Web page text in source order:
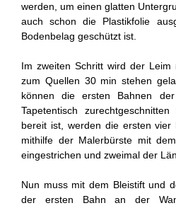
werden, um einen glatten
auch schon die Plastikfolie
Bodenbelag geschützt ist.
Im zweiten Schritt wird der Leim
zum Quellen 30 min stehen
können die ersten Bahnen
Tapetentisch
bereit ist, werden die ersten vier
mithilfe der Malerbürste mit
eingestrichen und zweimal der
Nun muss mit dem Bleistift und
der ersten Bahn an der